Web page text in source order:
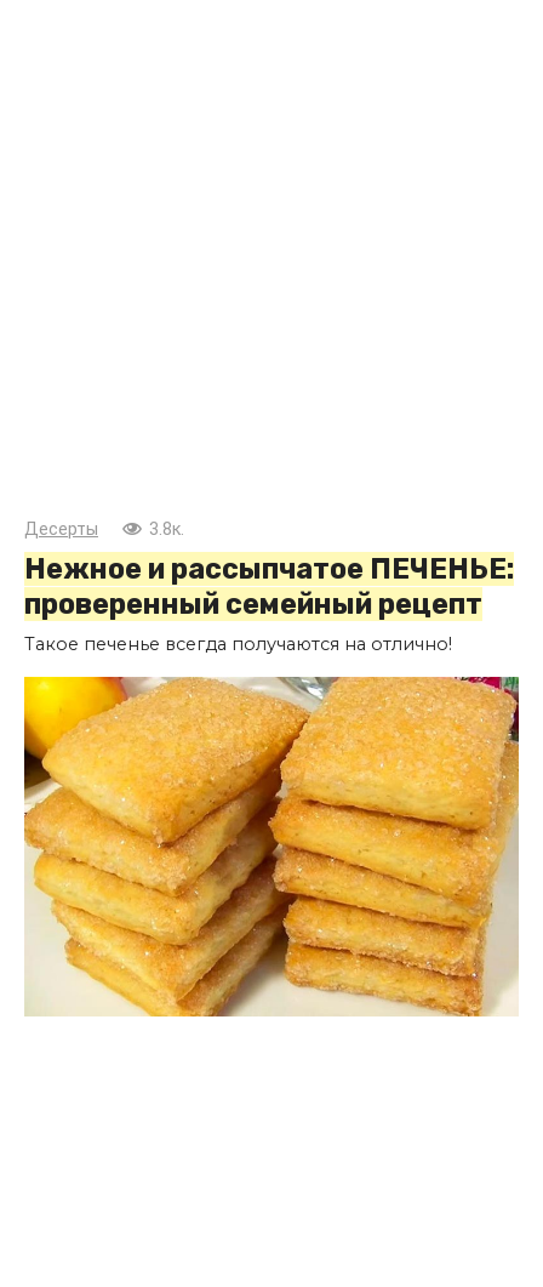
Десерты 3.8к.
Нежное и рассыпчатое ПЕЧЕНЬЕ:
проверенный семейный рецепт
Такое печенье всегда получаются на отлично!